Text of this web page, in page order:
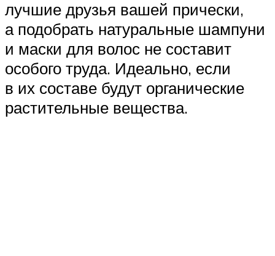
лучшие друзья вашей прически,
а подобрать натуральные шампуни
и маски для волос не составит
особого труда. Идеально, если
в их составе будут органические
растительные вещества.